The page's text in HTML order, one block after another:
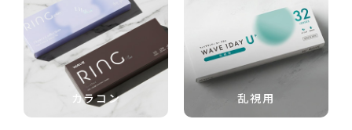
カラコン 乱視用